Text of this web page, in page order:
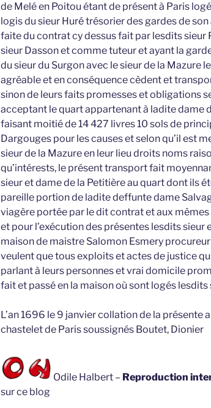
de Melé en Poitou étant de présent à Paris
logis du sieur Huré trésorier des gardes de
faite du contrat cy dessus fait par lesdits sieur
sieur Dasson et comme tuteur et ayant la
du sieur du Surgon avec le sieur de la Mazure
agréable et en conséquence cèdent et
sinon de leurs faits promesses et obligations
acceptant le quart appartenant à ladite dame
faisant moitié de 14 427 livres 10 sols de
Dargouges pour les causes et selon qu’il est
sieur de la Mazure en leur lieu droits noms
qu’intérests, le présent transport fait
sieur et dame de la Petitière au quart dont ils
pareille portion de ladite deffunte dame
viagère portée par le dit contrat et aux
et pour l’exécution des présentes lesdits
maison de maistre Salomon Esmery
veulent que tous exploits et actes de justice
parlant à leurs personnes et vrai domicile
fait et passé en la maison où sont logés
L’an 1696 le 9 janvier collation de la présente
chastelet de Paris soussignés Boutet, Dionier
Odile Halbert – Reproduction
sur ce blog